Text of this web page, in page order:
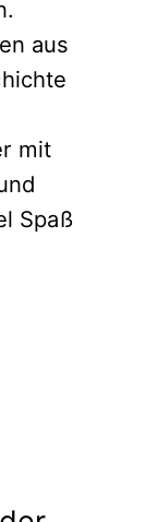
aus
mit
Spaß